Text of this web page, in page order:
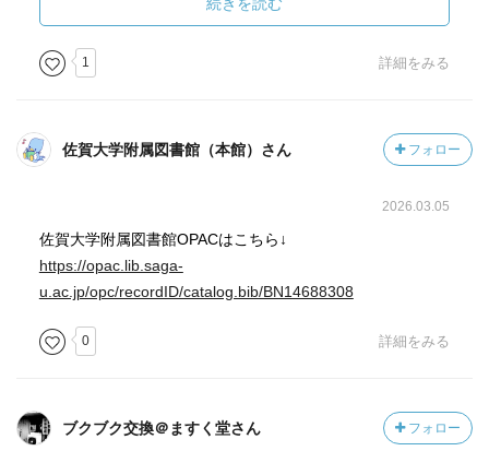
連作ですが）
つまりは短編集で、当然ながら、「ねずみ男が出る」とい
中には物凄く、あっけなく終わる掌篇もあれば、連作的
な、そこそこ長いものもあります。
惜しむらくは、それぞれの短編の初出が知りたかったです
ね(どこかに書いてあったのかな？)。
恐らくは、「ガロ」とか、あるいはそれ以前の貸本漫画雑
誌？なのか、そういうところだと思うんですが。
ぜん商業的な娯楽性は、少ないから)
す。ちくま文庫、好きです。
1 詳細をみる
佐賀大学附属図書館（本館）さん フォロー
2026.03.05
佐賀大学附属図書館OPACはこちら↓
https://opac.lib.saga-
u.ac.jp/opc/recordID/catalog.bib/BN14688308
0 詳細をみる
ブクブク交換＠ますく堂さん フォロー